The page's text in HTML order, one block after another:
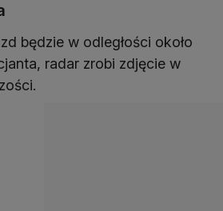
będzie w odległości około
radar zrobi zdjęcie w